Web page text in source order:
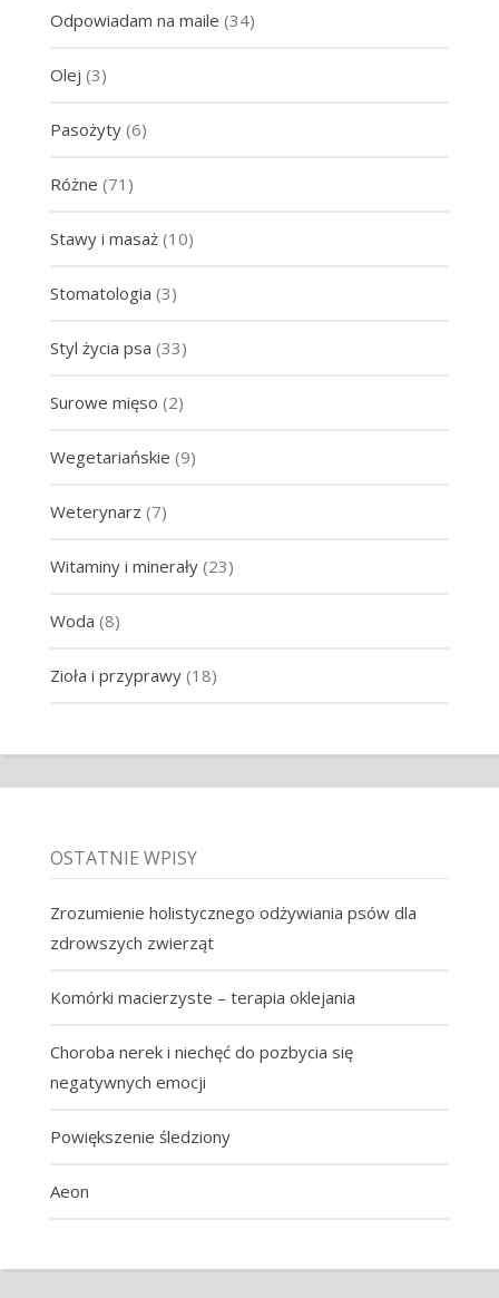
Odpowiadam na maile (34)
Olej (3)
Pasożyty(6)
Różne (71)
Stawy i masaż(10)
Stomatologia (3)
Styl życia psa (33)
Surowe mięso (2)
Wegetariańskie (9)
Weterynarz (7)
Witaminy i minerały(23)
Woda (8)
Zioła i przyprawy(18)
OSTATNIE WPISY
Zrozumienie holistycznego odżywiania psów dla
zdrowszych zwierząt
Komórki macierzyste – terapia oklejania
Choroba nerek i niechęć do pozbycia się
negatywnych emocji
Powiększenie śledziony
Aeon